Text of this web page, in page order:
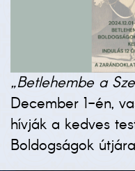
„Betlehembe a
December 1-én,
hívják a kedves
Boldogságok